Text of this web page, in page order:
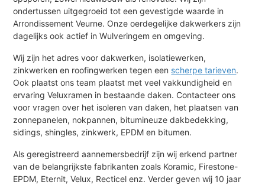
ondertussen uitgegroeid tot een gevestigde waarde in
Arrondissement Veurne. Onze oerdegelijke dakwerkers zijn
dagelijks ook actief in Wulveringem en omgeving.
Wij zijn het adres voor dakwerken, isolatiewerken,
zinkwerken en roofingwerken tegen een scherpe tarieven.
Ook plaatst ons team plaatst met veel vakkundigheid en
ervaring Veluxramen in bestaande daken. Contacteer ons
voor vragen over het isoleren van daken, het plaatsen van
zonnepanelen, nokpannen, bitumineuze dakbedekking,
sidings, shingles, zinkwerk, EPDM en bitumen.
Als geregistreerd aannemersbedrijf zijn wij erkend partner
van de belangrijkste fabrikanten zoals Koramic, Firestone-
EPDM, Eternit, Velux, Recticel enz. Verder geven wij 10 jaar